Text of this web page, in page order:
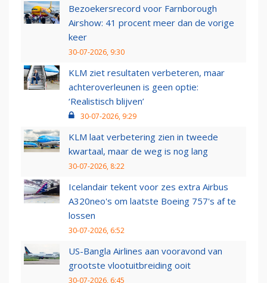
Bezoekersrecord voor Farnborough
Airshow: 41 procent meer dan de vorige
keer
30-07-2026, 9:30
KLM ziet resultaten verbeteren, maar
achteroverleunen is geen optie:
‘Realistisch blijven’
30-07-2026, 9:29
KLM laat verbetering zien in tweede
kwartaal, maar de weg is nog lang
30-07-2026, 8:22
Icelandair tekent voor zes extra Airbus
A320neo's om laatste Boeing 757's af te
lossen
30-07-2026, 6:52
US-Bangla Airlines aan vooravond van
grootste vlootuitbreiding ooit
30-07-2026, 6:45